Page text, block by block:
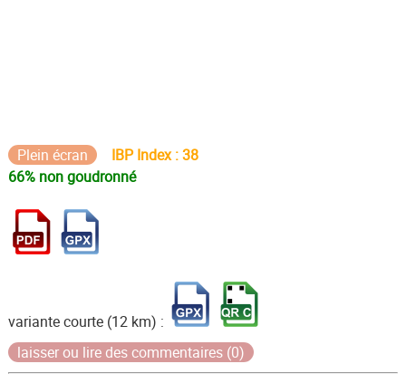
Plein écran
IBP Index : 38
66% non goudronné
variante courte (12 km) :
laisser ou lire des commentaires (0)